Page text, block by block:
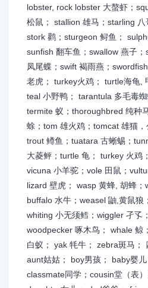
lobster, rock lobster 大螯虾；
松鼠； stallion 雄马；starling 八
stork 鹳；sturgeon 鲟鱼；
sunfish 翻车鱼；swallow 燕子
凤尾蝶；swift 褐雨燕；
老虎； turkey火鸡； turtle海龟,
teal 小野鸭； tarantula 多毛毒
termite 蚁；thoroughbred 纯种
蜍；tom 雄火鸡；tomcat 雄猫，
trout 鳟鱼；tuatara 古蜥蜴；
大菱鲆；turtle 龟； turkey 火鸡
vicuna 小羊驼；vole 田鼠；
lizard 壁虎； wasp 黄蜂, 胡蜂
buffalo 水牛；weasel 鼬,黄鼠狼
whiting 小无须鳕；wiggler 孑孓
woodpecker 啄木鸟； whale 鲸
白蚁； yak 牦牛； zebra斑马；
aunt姑姑； boy男孩； baby婴儿
classmate同学；cousin堂（表